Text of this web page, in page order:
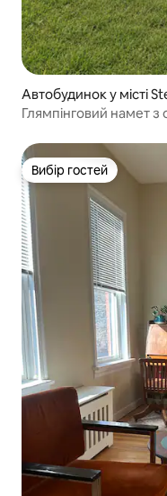
Автобудинок у місті
Глямпінговий намет
Вибір гостей
Вибір гостей